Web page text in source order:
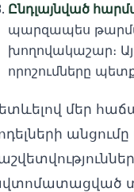
Ընդլայնված
պարզապես
խողովակաշար։
որոշումները
մեր